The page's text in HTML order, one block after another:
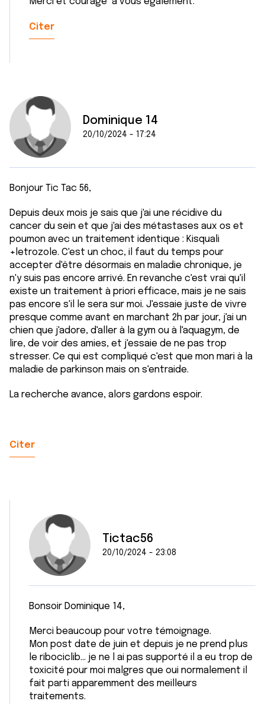
Citer
Dominique 14
20/10/2024 - 17:24
Bonjour Tic Tac 56,
Depuis deux mois je sais que j'ai une récidive du
cancer du sein et que j'ai des métastases aux os et
poumon avec un traitement identique : Kisquali
+letrozole. C'est un choc, il faut du temps pour
accepter d'être désormais en maladie chronique, je
n'y suis pas encore arrivé. En revanche c'est vrai qu'il
existe un traitement à priori efficace, mais je ne sais
pas encore s'il le sera sur moi. J'essaie juste de vivre
presque comme avant en marchant 2h par jour, j'ai un
chien que j'adore, d'aller à la gym ou à l'aquagym, de
lire, de voir des amies, et j'essaie de ne pas trop
stresser. Ce qui est compliqué c'est que mon mari à la
maladie de parkinson mais on s'entraide.
La recherche avance, alors gardons espoir.
Citer
Tictac56
20/10/2024 - 23:08
Bonsoir Dominique 14,
Merci beaucoup pour votre témoignage.
Mon post date de juin et depuis je ne prend plus
le ribociclib… je ne l ai pas supporté il a eu trop de
toxicité pour moi malgres que oui normalement il
fait parti apparemment des meilleurs
traitements.